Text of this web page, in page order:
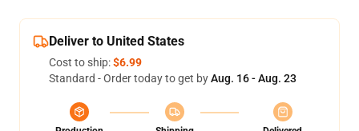
Deliver to United States
Cost to ship:$6.99
Standard - Order today to get byAug. 16 - Aug. 23